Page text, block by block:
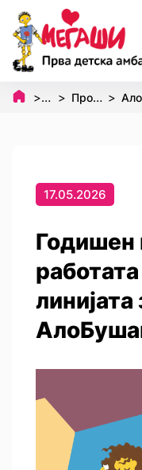
Почетна
Програми и проекти
17.05.2026
Годишен